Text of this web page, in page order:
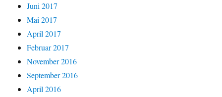
Juni 2017
Mai 2017
April 2017
Februar 2017
November 2016
September 2016
April 2016